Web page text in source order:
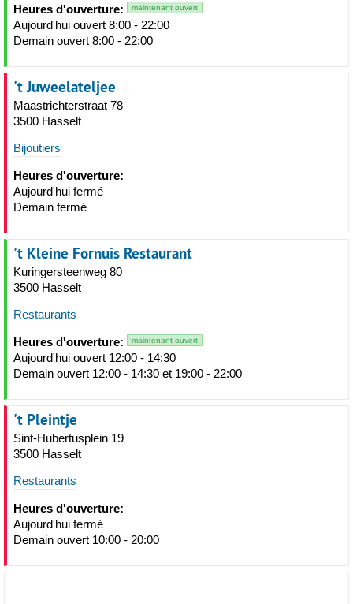
Heures d'ouverture: maintenant ouvert
Aujourd'hui ouvert 8:00 - 22:00
Demain ouvert 8:00 - 22:00
't Juweelateljee
Maastrichterstraat 78
3500 Hasselt
Bijoutiers
Heures d'ouverture:
Aujourd'hui fermé
Demain fermé
't Kleine Fornuis Restaurant
Kuringersteenweg 80
3500 Hasselt
Restaurants
Heures d'ouverture: maintenant ouvert
Aujourd'hui ouvert 12:00 - 14:30
Demain ouvert 12:00 - 14:30 et 19:00 - 22:00
't Pleintje
Sint-Hubertusplein 19
3500 Hasselt
Restaurants
Heures d'ouverture:
Aujourd'hui fermé
Demain ouvert 10:00 - 20:00